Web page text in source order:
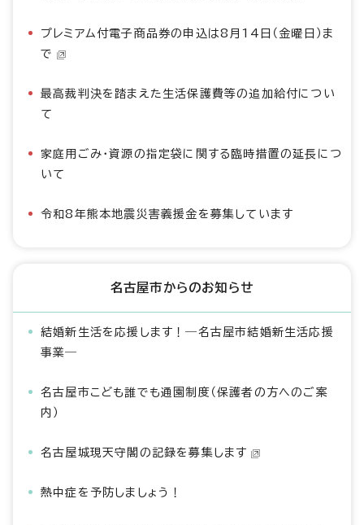
プレミアム付電子商品券の申込は8月14日（金曜日）ま
で
最高裁判決を踏まえた生活保護費等の追加給付につい
て
家庭用ごみ・資源の指定袋に関する臨時措置の延長につ
いて
令和8年熊本地震災害義援金を募集しています
名古屋市からのお知らせ
結婚新生活を応援します！―名古屋市結婚新生活応援
事業―
名古屋市こども誰でも通園制度（保護者の方へのご案
内）
名古屋城現天守閣の記録を募集します
熱中症を予防しましょう！